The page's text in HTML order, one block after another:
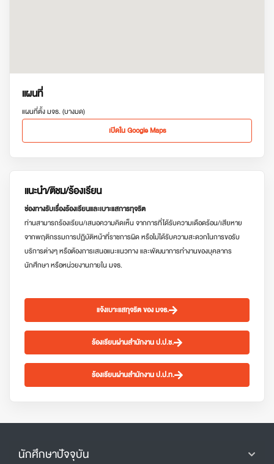
แผนที่
แผนที่ตั้ง มจธ. (บางมด)
เปิดใน Google Maps
แนะนำ/ติชม/ร้องเรียน
ช่องทางรับเรื่องร้องเรียนและเบาะแสการทุจริต
ท่านสามารถร้องเรียน/เสนอความคิดเห็น จากการที่ได้รับความเดือดร้อน/เสียหาย
จากพฤติกรรมการปฏิบัติหน้าที่ราชการผิด หรือไม่ได้รับความสะดวกในการขอรับ
บริการต่างๆ หรือต้องการเสนอแนะแนวทาง และพัฒนาการทำงานของบุคลากร
นักศึกษา หรือหน่วยงานภายใน มจธ.
แจ้งเบาะแสทุจริต ของ มจธ.
ร้องเรียนผ่านสำนักงาน ป.ป.ช.
ร้องเรียนผ่านสำนักงาน ป.ป.ท.
นักศึกษาปัจจุบัน